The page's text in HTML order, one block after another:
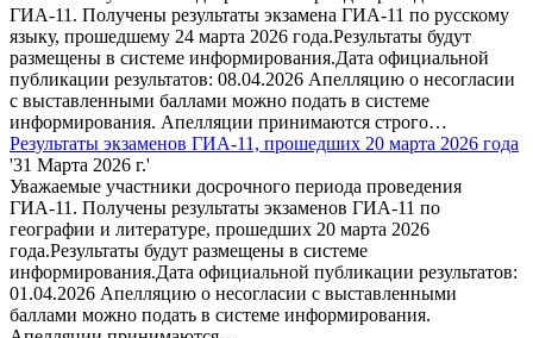
ГИА-11. Получены результаты экзамена ГИА-11 по русскому
языку, прошедшему 24 марта 2026 года.Результаты будут
размещены в системе информирования.Дата официальной
публикации результатов: 08.04.2026 Апелляцию о несогласии
с выставленными баллами можно подать в системе
информирования. Апелляции принимаются строго…
Результаты экзаменов ГИА-11, прошедших 20 марта 2026 года
'31 Марта 2026 г.'
Уважаемые участники досрочного периода проведения
ГИА-11. Получены результаты экзаменов ГИА-11 по
географии и литературе, прошедших 20 марта 2026
года.Результаты будут размещены в системе
информирования.Дата официальной публикации результатов:
01.04.2026 Апелляцию о несогласии с выставленными
баллами можно подать в системе информирования.